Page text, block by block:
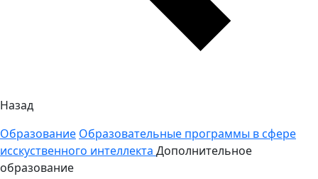
Назад
Образование Образовательные программы в сфере
исскуственного интеллекта Дополнительное
образование